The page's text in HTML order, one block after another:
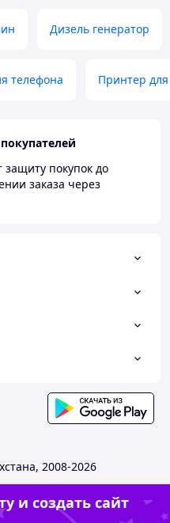
Дизель генератор
телефона Принтер
защиту покупок до
заказа через
2008-2026
и создать сайт